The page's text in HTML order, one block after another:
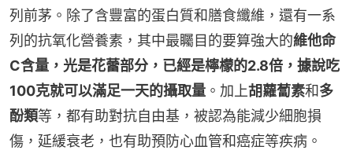
列前茅。除了含豐富的蛋白質和膳食纖維，還有一系
列的抗氧化營養素，其中最矚目的要算強大的維他命
C含量，光是花蕾部分，已經是檸檬的2.8倍，據說吃
100克就可以滿足一天的攝取量 。加上胡蘿蔔素和多
酚類等，都有助對抗自由基，被認為能減少細胞損
傷，延緩衰老，也有助預防心血管和癌症等疾病。